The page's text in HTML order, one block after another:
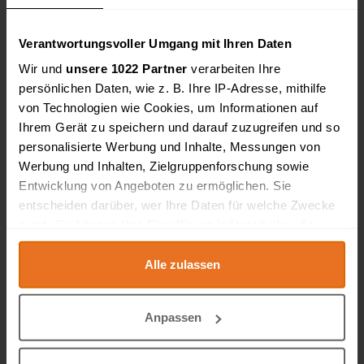
Verantwortungsvoller Umgang mit Ihren Daten
Wir und unsere 1022 Partner verarbeiten Ihre
persönlichen Daten, wie z. B. Ihre IP-Adresse, mithilfe
von Technologien wie Cookies, um Informationen auf
Ihrem Gerät zu speichern und darauf zuzugreifen und so
personalisierte Werbung und Inhalte, Messungen von
Werbung und Inhalten, Zielgruppenforschung sowie
Entwicklung von Angeboten zu ermöglichen. Sie
entscheiden darüber, wer Ihre Daten für welche Zwecke
Cookie-Erklärung oder durch Klicken auf das Privacy
Trigger Symbol ändern oder widerrufen
Informationen über Ihre geografische Lage
erfassen, welche bis auf einige Meter genau sein
Alle zulassen
Anpassen
Beliebte Kategorien
Taster
Gebläse
Drehmaschine
Umwälzpumpe
Wärmepumpe
Roboter
Bandsäge
Absauganlage
Schneidemaschine
Reinigungsmaschine